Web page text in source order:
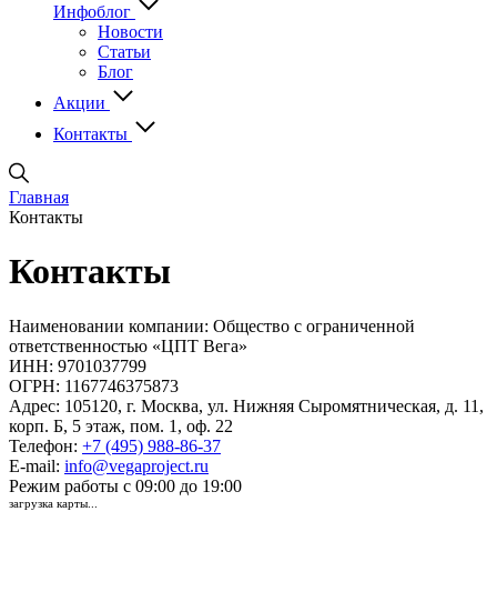
Инфоблог
Новости
Статьи
Блог
Акции
Контакты
Главная
Контакты
Контакты
Наименовании компании: Общество с ограниченной
ответственностью «ЦПТ Вега»
ИНН: 9701037799
ОГРН: 1167746375873
Адрес: 105120, г. Москва, ул. Нижняя Сыромятническая, д. 11,
корп. Б, 5 этаж, пом. 1, оф. 22
Телефон: +7 (495) 988-86-37
E-mail: info@vegaproject.ru
Режим работы с 09:00 до 19:00
загрузка карты...